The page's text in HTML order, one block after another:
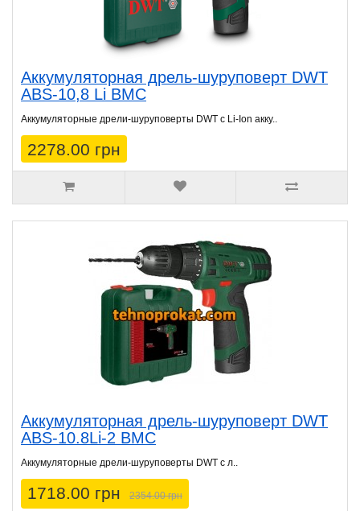
Аккумуляторная дрель-шуруповерт DWT
ABS-10,8 Li BMC
Аккумуляторные дрели-шуруповерты DWT с Li-Ion акку..
2278.00 грн
Аккумуляторная дрель-шуруповерт DWT
ABS-10.8Li-2 BMC
Аккумуляторные дрели-шуруповерты DWT с л..
1718.00 грн 2354.00 грн